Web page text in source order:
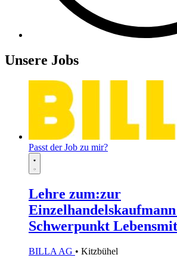
Unsere Jobs
Passt der Job zu mir?
Lehre zum:zur
Schwerpunkt
BILLA AG • Kitzbühel